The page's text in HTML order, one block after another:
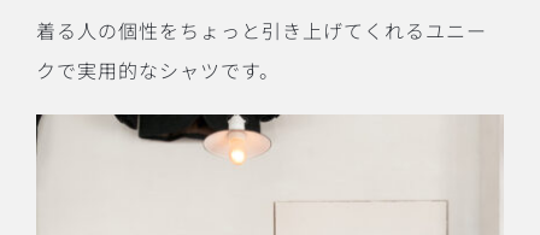
着る人の個性をちょっと引き上げてくれるユニー
クで実用的なシャツです。